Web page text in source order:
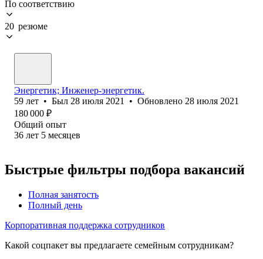
По соответствию
20 резюме
Энергетик; Инженер-энергетик.
59 лет • Был 28 июля 2021 • Обновлено 28 июля 2021
180 000 ₽
Общий опыт
36 лет 5 месяцев
Быстрые фильтры подбора вакансий
Полная занятость
Полный день
Корпоративная поддержка сотрудников
Какой соцпакет вы предлагаете семейным сотрудникам?